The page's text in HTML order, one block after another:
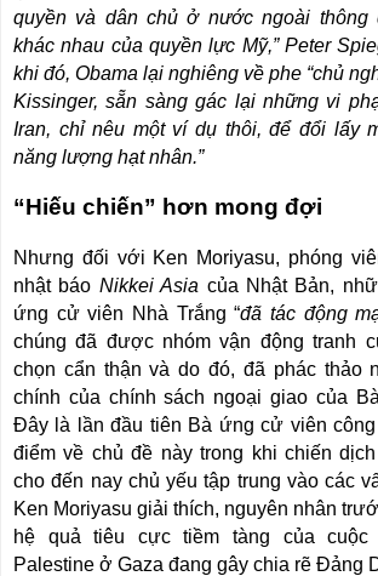
quyền và dân chủ ở nước ngoài thông
khác nhau của quyền lực Mỹ,” Peter
khi đó, Obama lại nghiêng về phe “chủ
Kissinger, sẵn sàng gác lại những vi
Iran, chỉ nêu một ví dụ thôi, để đổi lấy
năng lượng hạt nhân.”
“Hiếu chiến” hơn mong đợi
Nhưng đối với Ken Moriyasu, phóng
nhật báo Nikkei Asia của Nhật Bản,
ứng cử viên Nhà Trắng “đã tác động
chúng đã được nhóm vận động tranh
chọn cẩn thận và do đó, đã phác thảo
chính của chính sách ngoại giao của
Đây là lần đầu tiên Bà ứng cử viên
điểm về chủ đề này trong khi chiến
cho đến nay chủ yếu tập trung vào các
Ken Moriyasu giải thích, nguyên nhân
hệ quả tiêu cực tiềm tàng của cuộc
Palestine ở Gaza đang gây chia rẽ Đảng